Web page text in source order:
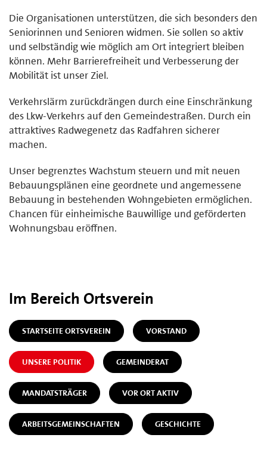
Die Organisationen unterstützen, die sich besonders den
Seniorinnen und Senioren widmen. Sie sollen so aktiv
und selbständig wie möglich am Ort integriert bleiben
können. Mehr Barrierefreiheit und Verbesserung der
Mobilität ist unser Ziel.
Verkehrslärm zurückdrängen durch eine Einschränkung
des Lkw-Verkehrs auf den Gemeindestraßen. Durch ein
attraktives Radwegenetz das Radfahren sicherer
machen.
Unser begrenztes Wachstum steuern und mit neuen
Bebauungsplänen eine geordnete und angemessene
Bebauung in bestehenden Wohngebieten ermöglichen.
Chancen für einheimische Bauwillige und geförderten
Wohnungsbau eröffnen.
Im Bereich Ortsverein
STARTSEITE ORTSVEREIN VORSTAND
UNSERE POLITIK GEMEINDERAT
MANDATSTRÄGER VOR ORT AKTIV
ARBEITSGEMEINSCHAFTEN GESCHICHTE